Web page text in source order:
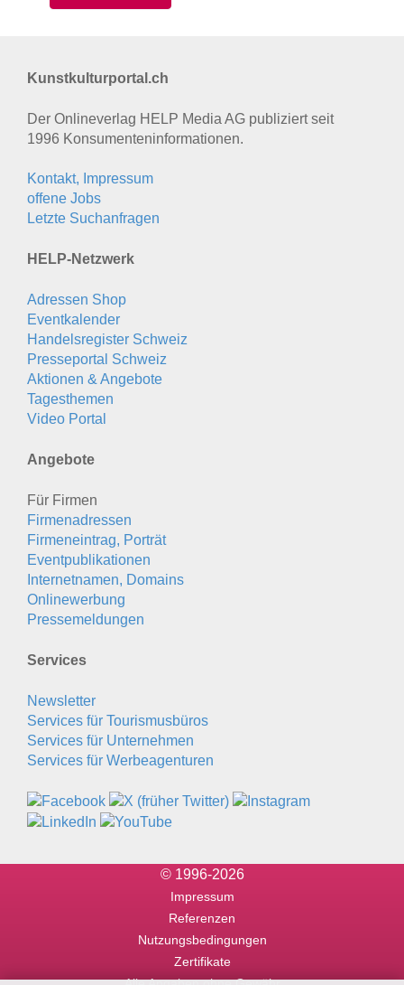
Kunstkulturportal.ch
Der Onlineverlag HELP Media AG publiziert seit
1996 Konsumenten­informationen.
Kontakt, Impressum
offene Jobs
Letzte Suchanfragen
HELP-Netzwerk
Adressen Shop
Eventkalender
Handelsregister Schweiz
Presseportal Schweiz
Aktionen & Angebote
Tagesthemen
Video Portal
Angebote
Für Firmen
Firmenadressen
Firmeneintrag, Porträt
Eventpublikationen
Internetnamen, Domains
Onlinewerbung
Pressemeldungen
Services
Newsletter
Services für Tourismusbüros
Services für Unternehmen
Services für Werbeagenturen
© 1996-2026
Impressum
Referenzen
Nutzungsbedingungen
Zertifikate